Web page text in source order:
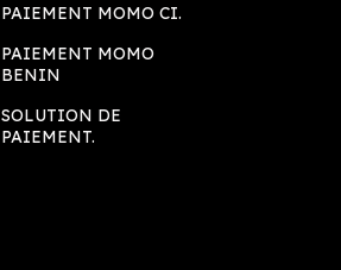
PAIEMENT MOMO CI.
PAIEMENT MOMO
BENIN
SOLUTION DE
PAIEMENT.